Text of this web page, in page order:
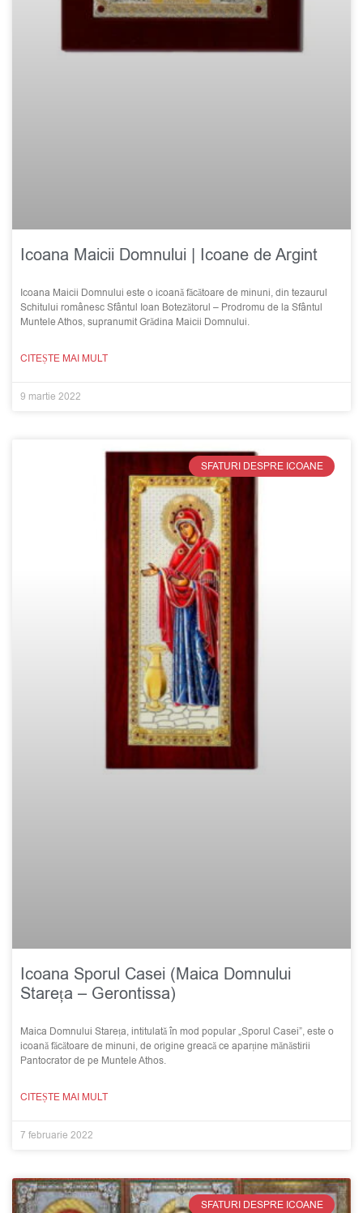
Icoana Maicii Domnului | Icoane de Argint
Icoana Maicii Domnului este o icoană făcătoare de minuni, din tezaurul
Schitului românesc Sfântul Ioan Botezătorul – Prodromu de la Sfântul
Muntele Athos, supranumit Grădina Maicii Domnului.
CITEȘTE MAI MULT
9 martie 2022
SFATURI DESPRE ICOANE
Icoana Sporul Casei (Maica Domnului
Stareța – Gerontissa)
Maica Domnului Stareța, intitulată în mod popular „Sporul Casei”, este o
icoană făcătoare de minuni, de origine greacă ce aparține mănăstirii
Pantocrator de pe Muntele Athos.
CITEȘTE MAI MULT
7 februarie 2022
SFATURI DESPRE ICOANE